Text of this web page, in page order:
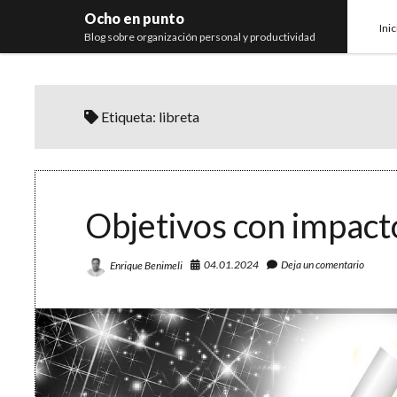
Ocho en punto
Blog sobre organización personal y productividad
Etiqueta: libreta
Objetivos con
Enrique Benimeli 04.01.2024 Deja un comentario